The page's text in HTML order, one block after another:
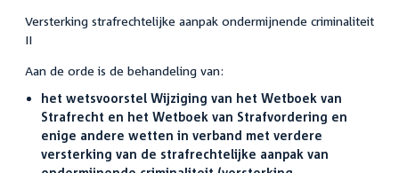
Versterking strafrechtelijke aanpak ondermijnende criminaliteit
II
Aan de orde is de behandeling van:
het wetsvoorstel Wijziging van het Wetboek van
Strafrecht en het Wetboek van Strafvordering en
enige andere wetten in verband met verdere
versterking van de strafrechtelijke aanpak van